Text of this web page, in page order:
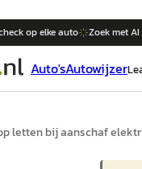
op elkeauto Zoek met AI
Auto'sAutowijzer
letten bij aanschaf